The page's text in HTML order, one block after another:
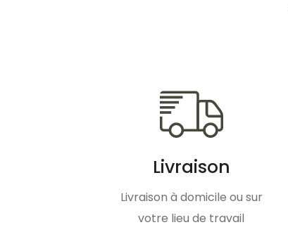
Livraison
Livraison à domicile ou sur
votre lieu de travail